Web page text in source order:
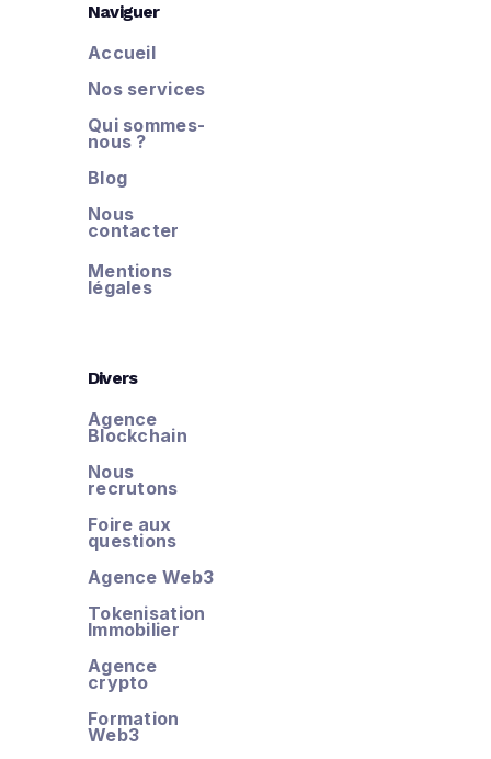
Naviguer
Accueil
Nos services
Qui sommes-
nous ?
Blog
Nous
contacter
Mentions
légales
Divers
Agence
Blockchain
Nous
recrutons
Foire aux
questions
Agence Web3
Tokenisation
Immobilier
Agence
crypto
Formation
Web3